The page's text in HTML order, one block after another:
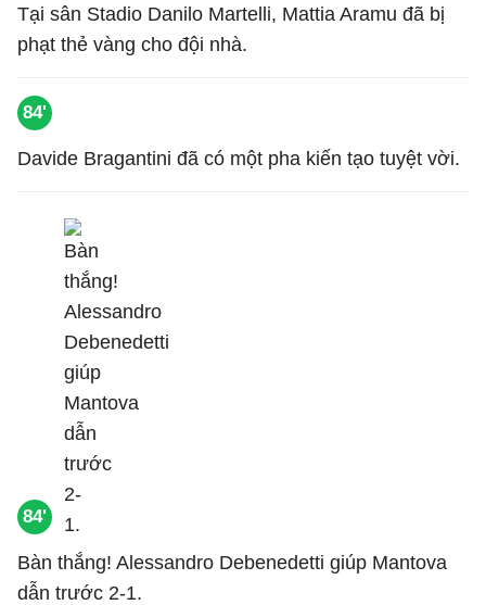
Tại sân Stadio Danilo Martelli, Mattia Aramu đã bị
phạt thẻ vàng cho đội nhà.
84'
Davide Bragantini đã có một pha kiến tạo tuyệt vời.
84'
Bàn thắng! Alessandro Debenedetti giúp Mantova
dẫn trước 2-1.